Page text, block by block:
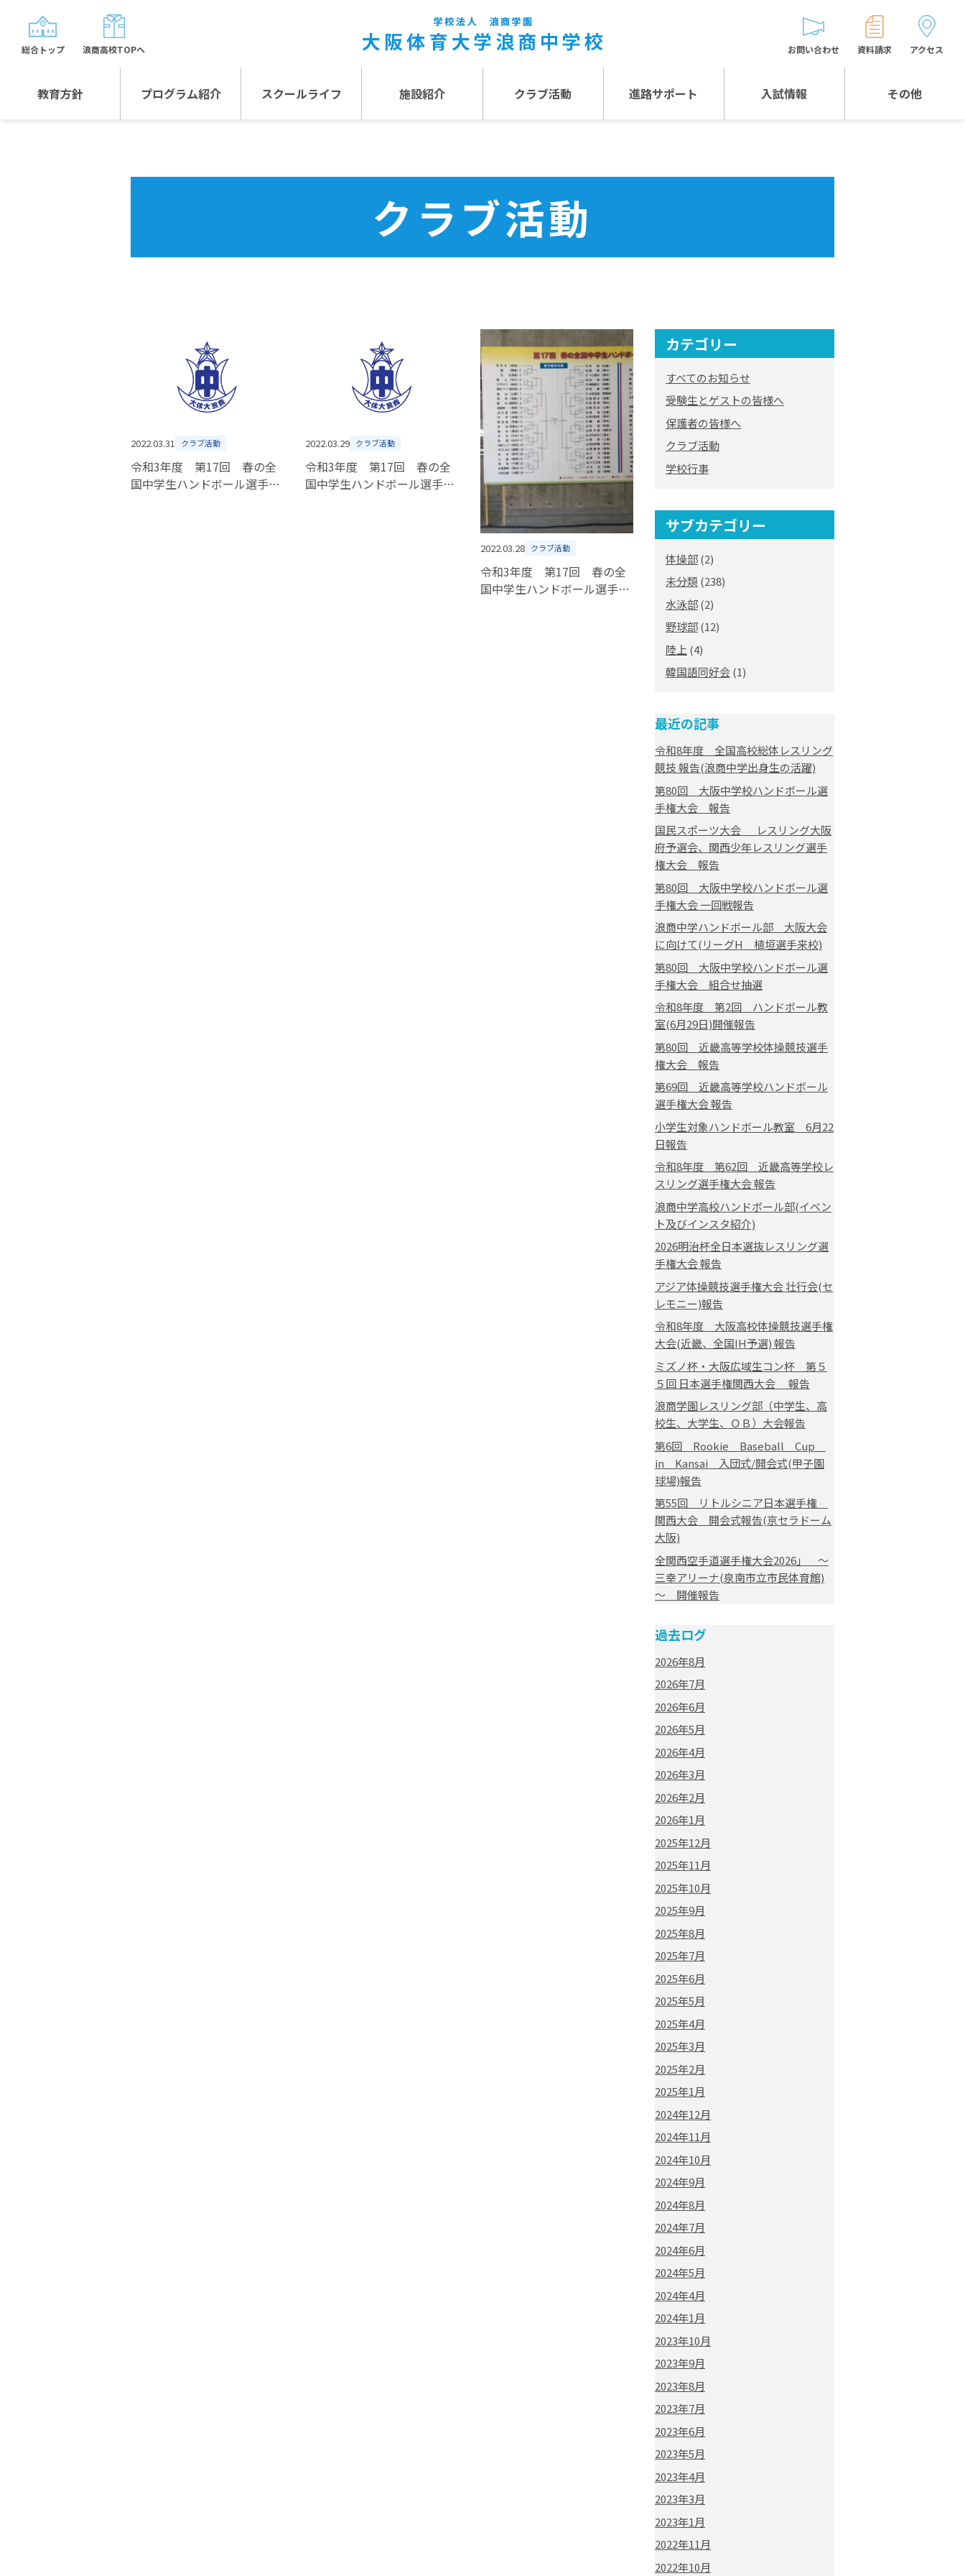
教育方針 プログラム紹介 スクールライフ 施設紹介 クラブ活動 進路サポート 入試情報 その他
お問い合わせ 資料請求 アクセス
総合トップ 浪商高校TOPへ
クラブ活動
2022.03.31 クラブ活動
令和3年度 第17回 春の全
国中学生ハンドボール選手権
2022.03.29 クラブ活動
令和3年度 第17回 春の全
国中学生ハンドボール選手権
2022.03.28 クラブ活動
令和3年度 第17回 春の全
国中学生ハンドボール選手権
カテゴリー
すべてのお知らせ
受験生とゲストの皆様へ
保護者の皆様へ
クラブ活動
学校行事
サブカテゴリー
体操部(2)
未分類 (238)
水泳部(2)
野球部(12)
陸上 (4)
韓国語同好会(1)
最近の記事
令和8年度 全国高校総体レスリング
競技 報告(浪商中学出身生の活躍)
第80回 大阪中学校ハンドボール選
手権大会 報告
国民スポーツ大会 レスリング大阪
府予選会、関西少年レスリング選手
権大会 報告
第80回 大阪中学校ハンドボール選
手権大会 一回戦報告
浪商中学ハンドボール部 大阪大会
に向けて(リーグH 植垣選手来校)
第80回 大阪中学校ハンドボール選
手権大会 組合せ抽選
令和8年度 第2回 ハンドボール教
室(6月29日)開催報告
第80回 近畿高等学校体操競技選手
権大会 報告
第69回 近畿高等学校ハンドボール
選手権大会 報告
小学生対象ハンドボール教室 6月22
日報告
令和8年度 第62回 近畿高等学校レ
スリング選手権大会 報告
浪商中学高校ハンドボール部(イベン
ト及びインスタ紹介)
2026明治杯全日本選抜レスリング選
手権大会 報告
アジア体操競技選手権大会 壮行会(セ
レモニー)報告
令和8年度 大阪高校体操競技選手権
大会(近畿、全国IH予選) 報告
ミズノ杯・大阪広域生コン杯 第５
５回 日本選手権関西大会 報告
浪商学園レスリング部（中学生、高
校生、大学生、ＯＢ）大会報告
第6回 Rookie Baseball Cup
in Kansai 入団式/開会式(甲子園
球場)報告
第55回 リトルシニア日本選手権
関西大会 開会式報告(京セラドーム
大阪)
全関西空手道選手権大会2026」 ～
三幸アリーナ(泉南市立市民体育館)
～ 開催報告
過去ログ
2026年8月
2026年7月
2026年6月
2026年5月
2026年4月
2026年3月
2026年2月
2026年1月
2025年12月
2025年11月
2025年10月
2025年9月
2025年8月
2025年7月
2025年6月
2025年5月
2025年4月
2025年3月
2025年2月
2025年1月
2024年12月
2024年11月
2024年10月
2024年9月
2024年8月
2024年7月
2024年6月
2024年5月
2024年4月
2024年1月
2023年10月
2023年9月
2023年8月
2023年7月
2023年6月
2023年5月
2023年4月
2023年3月
2023年1月
2022年11月
2022年10月